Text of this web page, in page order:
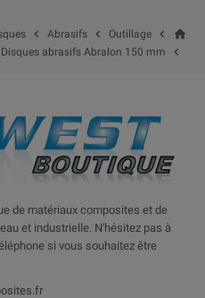
home

Outillage

Abrasifs


Disques abrasifs Abralon 150 mm
de matériaux composites et de
et industrielle. N'hésitez pas à
si vous souhaitez être